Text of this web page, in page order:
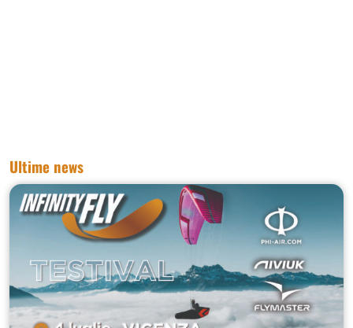
Ultime news